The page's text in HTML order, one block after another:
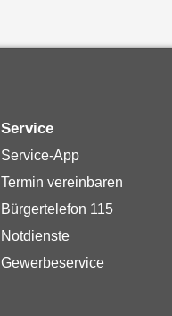
Service
Service-App
Termin vereinbaren
Bürgertelefon 115
Notdienste
Gewerbeservice